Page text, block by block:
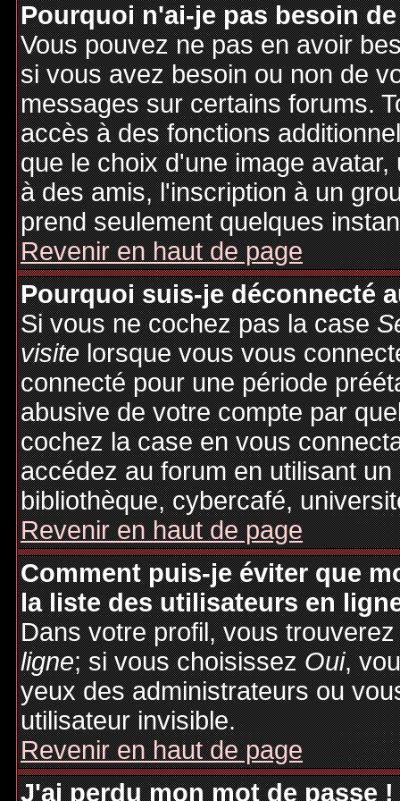
Pourquoi n'ai-je pas besoin
Vous pouvez ne pas en avoir
si vous avez besoin ou non de
messages sur certains forums.
accès à des fonctions
que le choix d'une image
à des amis, l'inscription à un
prend seulement quelques
Revenir en haut de page
Pourquoi suis-je déconnecté
Si vous ne cochez pas la case
visitelorsque vous vous
connecté pour une période
abusive de votre compte par
cochez la case en vous
accédez au forum en utilisant
bibliothèque, cybercafé,
Revenir en haut de page
Comment puis-je éviter que
la liste des utilisateurs en
Dans votre profil, vous
ligne; si vous choisissezOui,
yeux des administrateurs ou
utilisateur invisible.
Revenir en haut de page
J'ai perdu mon mot de passe !